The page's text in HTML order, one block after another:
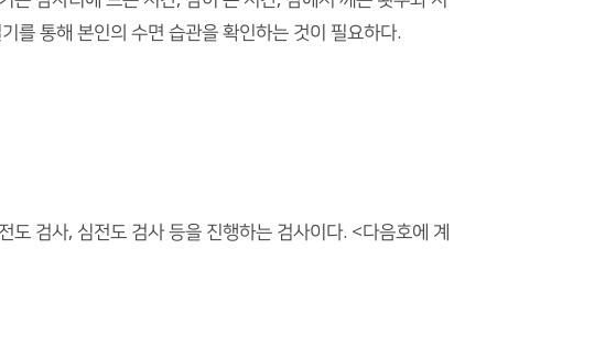
를 통해 본인의 수면 습관을 확인하는 것이 필요하다.
검사, 심전도 검사 등을 진행하는 검사이다. <다음호에 계